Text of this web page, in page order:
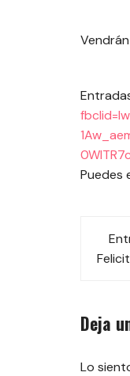
Puedes
de
Deja
Lo